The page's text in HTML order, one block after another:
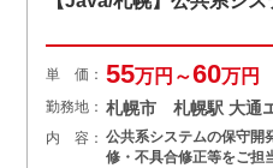
単 価： 55万円～60万円
勤務地： 札幌市 札幌駅 大通
内 容： 公共系システムの保守開
修・不具合修正等をご担